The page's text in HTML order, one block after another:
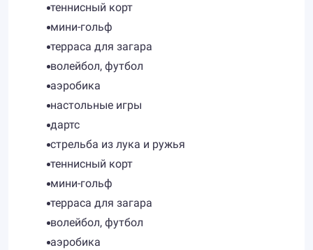
теннисный корт
мини-гольф
терраса для загара
волейбол, футбол
аэробика
настольные игры
дартс
стрельба из лука и ружья
теннисный корт
мини-гольф
терраса для загара
волейбол, футбол
аэробика